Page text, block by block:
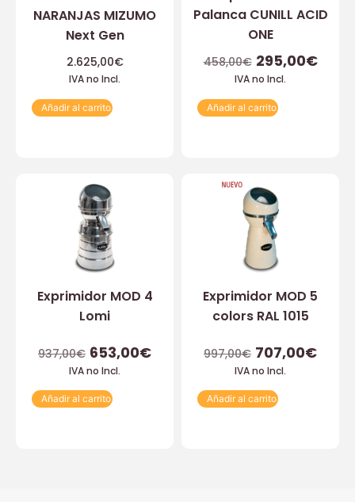
NARANJAS MIZUMO
Next Gen
2.625,00€
IVA no Incl.
Añadir al carrito
Palanca CUNILL ACID
ONE
458,00€ 295,00€
IVA no Incl.
Añadir al carrito
Exprimidor MOD 4
Lomi
937,00€ 653,00€
IVA no Incl.
Añadir al carrito
Exprimidor MOD 5
colors RAL 1015
997,00€ 707,00€
IVA no Incl.
Añadir al carrito